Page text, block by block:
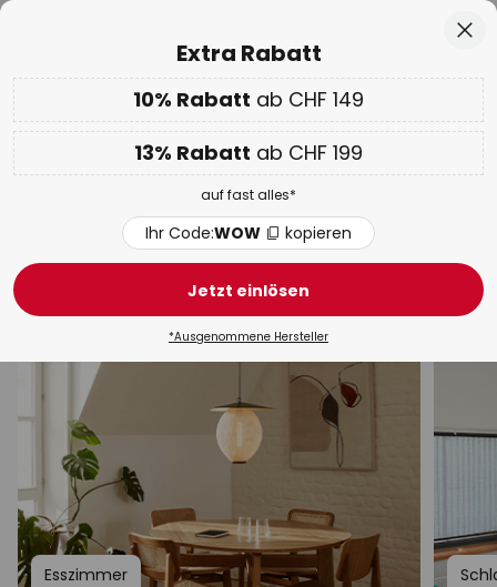
10% ab CHF 149 & 13% ab CHF 199 extraauf fast alles
Code:WOW kopieren
WOW Week:Bis zu -70%
Graue Pendelleuchten &
Hängelampen
Designer-Hängeleuchten Moderne Pendelleuchten
Esszimmer
Extra Rabatt
10% Rabatt ab CHF 149
13% Rabatt ab CHF 199
auf fast alles*
Ihr Code:WOW kopieren
Jetzt einlösen
*Ausgenommene Hersteller